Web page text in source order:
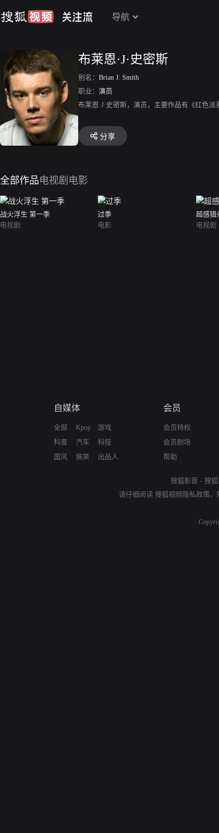
导航
布莱恩·J·史密斯
别名： Brian J. Smith
职业： 演员
布莱恩·J·史密斯，演员，主要作品有《红色
分享
全部作品电视剧 电影
战火浮生 第一季
电视剧
过季
电影
超感猎
电视剧
自媒体
全部
科普
国风
Kpop
汽车
搞笑
游戏
科技
出品人
会员
会员特权
会员剧场
帮助
搜狐影音 - 搜
请仔细阅读 搜狐视频隐私政策、